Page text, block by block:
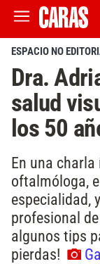
ESPACIO NO
Dra.
salud
los 50
En una
oftalmóloga,
especialidad,
profesional
algunos tips
pierdas!